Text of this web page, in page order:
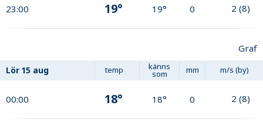
23:00 19° 19° 0 2 (8)
Graf
Lör 15 aug temp känns
som mm m/s (by)
00:00 18° 18° 0 2 (8)